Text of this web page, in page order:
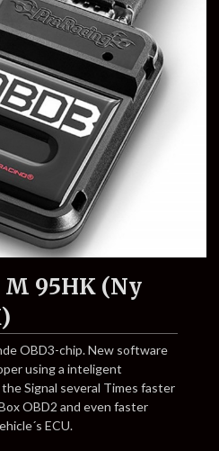
M 95HK (Ny
OBD3-chip. New software
using a inteligent
Signal several Times faster
OBD2 and even faster
ECU.